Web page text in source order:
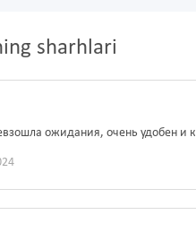
sharhlari
ожидания, очень удобен и